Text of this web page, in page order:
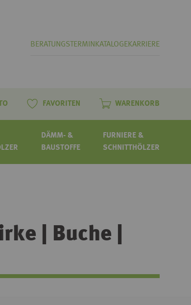
BERATUNGSTERMIN KATALOGEKARRIERE
FAVORITEN WARENKORB
DÄMM- &
BAUSTOFFE
FURNIERE &
SCHNITTHÖLZER
| Buche |